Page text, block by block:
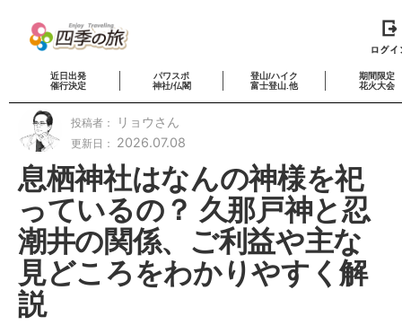
近日出発
催行決定
パワスポ
神社/仏閣
登山/ハイク
富士登山.他
期間限定
花火大会
投稿者： リョウさん
更新日： 2026.07.08
息栖神社はなんの神様を祀
っているの？ 久那戸神と忍
潮井の関係、ご利益や主な
見どころをわかりやすく解
説